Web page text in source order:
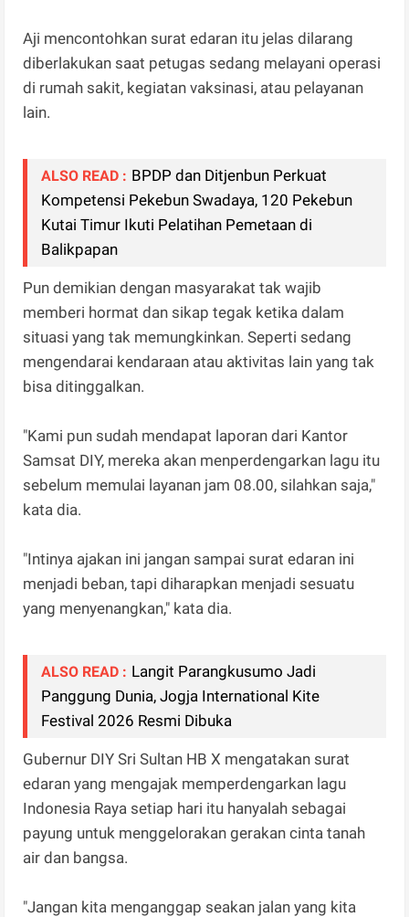
Aji mencontohkan surat edaran itu jelas dilarang
diberlakukan saat petugas sedang melayani operasi
di rumah sakit, kegiatan vaksinasi, atau pelayanan
lain.
ALSO READ : BPDP dan Ditjenbun Perkuat
Kompetensi Pekebun Swadaya, 120 Pekebun
Kutai Timur Ikuti Pelatihan Pemetaan di
Balikpapan
Pun demikian dengan masyarakat tak wajib
memberi hormat dan sikap tegak ketika dalam
situasi yang tak memungkinkan. Seperti sedang
mengendarai kendaraan atau aktivitas lain yang tak
bisa ditinggalkan.
"Kami pun sudah mendapat laporan dari Kantor
Samsat DIY, mereka akan menperdengarkan lagu itu
sebelum memulai layanan jam 08.00, silahkan saja,"
kata dia.
"Intinya ajakan ini jangan sampai surat edaran ini
menjadi beban, tapi diharapkan menjadi sesuatu
yang menyenangkan," kata dia.
ALSO READ : Langit Parangkusumo Jadi
Panggung Dunia, Jogja International Kite
Festival 2026 Resmi Dibuka
Gubernur DIY Sri Sultan HB X mengatakan surat
edaran yang mengajak memperdengarkan lagu
Indonesia Raya setiap hari itu hanyalah sebagai
payung untuk menggelorakan gerakan cinta tanah
air dan bangsa.
"Jangan kita menganggap seakan jalan yang kita